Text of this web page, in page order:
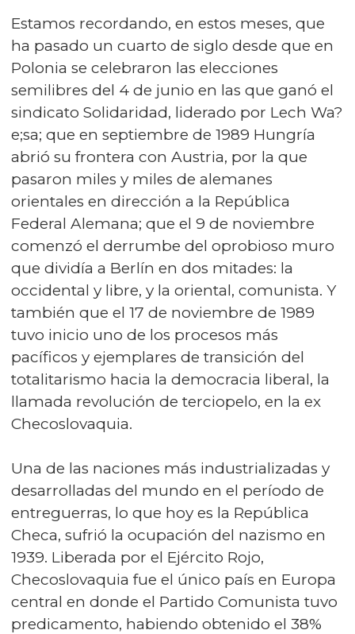
Estamos recordando, en estos meses, que
ha pasado un cuarto de siglo desde que en
Polonia se celebraron las elecciones
semilibres del 4 de junio en las que ganó el
sindicato Solidaridad, liderado por Lech Wa?
e;sa; que en septiembre de 1989 Hungría
abrió su frontera con Austria, por la que
pasaron miles y miles de alemanes
orientales en dirección a la República
Federal Alemana; que el 9 de noviembre
comenzó el derrumbe del oprobioso muro
que dividía a Berlín en dos mitades: la
occidental y libre, y la oriental, comunista. Y
también que el 17 de noviembre de 1989
tuvo inicio uno de los procesos más
pacíficos y ejemplares de transición del
totalitarismo hacia la democracia liberal, la
llamada revolución de terciopelo, en la ex
Checoslovaquia.
Una de las naciones más industrializadas y
desarrolladas del mundo en el período de
entreguerras, lo que hoy es la República
Checa, sufrió la ocupación del nazismo en
1939. Liberada por el Ejército Rojo,
Checoslovaquia fue el único país en Europa
central en donde el Partido Comunista tuvo
predicamento, habiendo obtenido el 38%